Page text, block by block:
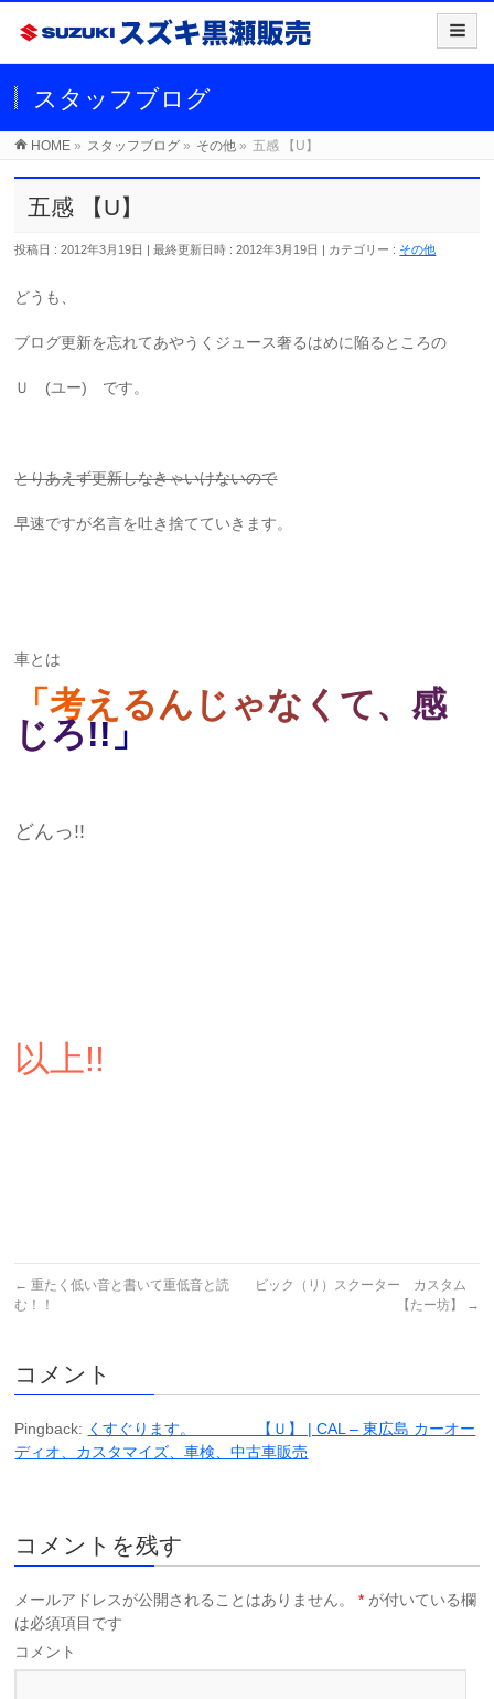
スタッフブログ
HOME » スタッフブログ » その他 » 五感 【U】
五感 【U】
投稿日 : 2012年3月19日 最終更新日時 : 2012年3月19日 カテゴリー : その他
どうも、
ブログ更新を忘れてあやうくジュース奢るはめに陥るところの
Ｕ (ユー) です。
とりあえず更新しなきゃいけないので
早速ですが名言を吐き捨てていきます。
車とは
「考え るん じ ゃな く て、感
じろ!!」
どんっ!!
以上!!
← 重たく低い音と書いて重低音と読
む！！
ビック（リ）スクーター カスタム
【たー坊】
→
コメント
Pingback: くすぐります。 【Ｕ】 | CAL – 東広島 カーオー
ディオ、カスタマイズ、車検、中古車販売
コメントを残す
メールアドレスが公開されることはありません。 * が付いている欄
は必須項目です
コメント